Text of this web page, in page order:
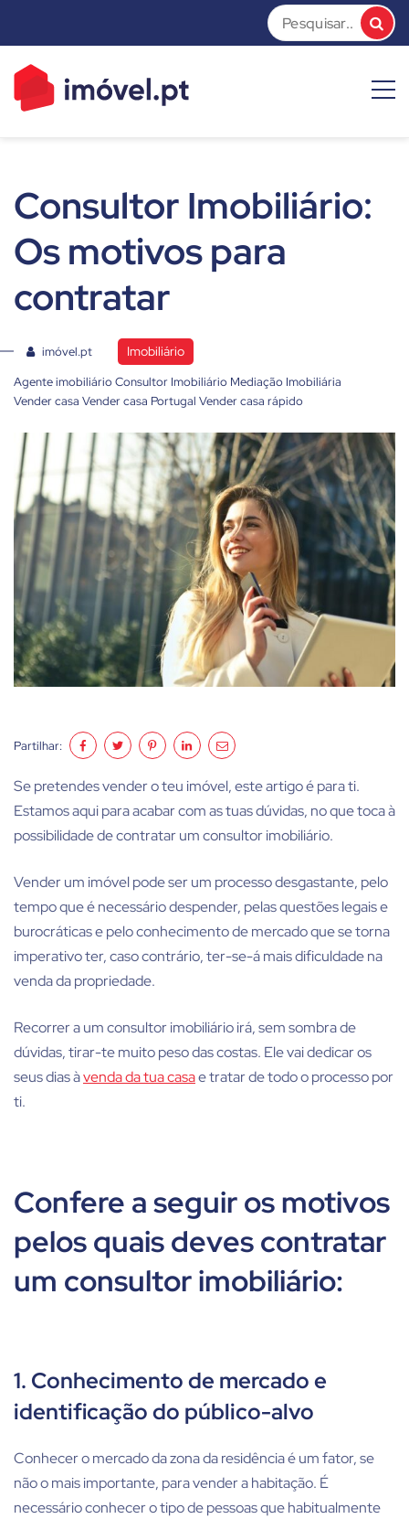
content
Consultor Imobiliário:
Os motivos para
contratar
imóvel.pt Imobiliário
Agente imobiliárioConsultor Imobiliário Mediação Imobiliária
Vender casa Vender casa Portugal Vender casa rápido
Partilhar:
Se pretendes vender o teu imóvel, este artigo é para ti.
Estamos aqui para acabar com as tuas dúvidas, no que toca à
possibilidade de contratar um consultor imobiliário.
Vender um imóvel pode ser um processo desgastante, pelo
tempo que é necessário despender, pelas questões legais e
burocráticas e pelo conhecimento de mercado que se torna
imperativo ter, caso contrário, ter-se-á mais dificuldade na
venda da propriedade.
Recorrer a um consultor imobiliário irá, sem sombra de
dúvidas, tirar-te muito peso das costas. Ele vai dedicar os
seus dias àvenda da tua casae tratar de todo o processo por
ti.
Confere a seguir os motivos
pelos quais deves contratar
um consultor imobiliário:
1. Conhecimento de mercado e
identificação do público-alvo
Conhecer o mercado da zona da residência é um fator, se
não o mais importante, para vender a habitação. É
necessário conhecer o tipo de pessoas que habitualmente